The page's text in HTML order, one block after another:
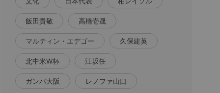
飯田貴敬 高橋壱晟
マルティン・エデゴー 久保建英
北中米W杯 江坂任
ガンバ大阪 レノファ山口